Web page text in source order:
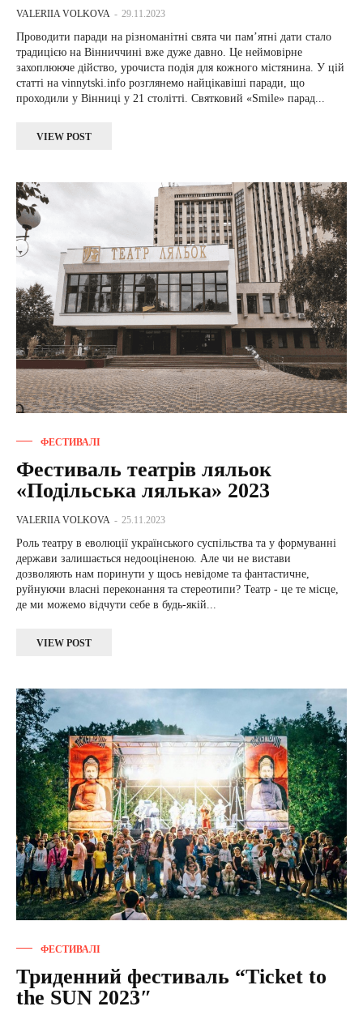
VALERIIA VOLKOVA - 29.11.2023
Проводити паради на різноманітні свята чи пам’ятні дати стало
традицією на Вінниччині вже дуже давно. Це неймовірне
захоплююче дійство, урочиста подія для кожного містянина. У цій
статті на vinnytski.info розглянемо найцікавіші паради, що
проходили у Вінниці у 21 столітті. Святковий «Smile» пaрaд...
VIEW POST
ФЕСТИВАЛІ
Фестиваль театрів ляльок
«Подільська лялька» 2023
VALERIIA VOLKOVA - 25.11.2023
Роль театру в еволюції українського суспільства та у формуванні
держави залишається недооціненою. Але чи не вистави
дозволяють нам поринути у щось невідоме та фантастичне,
руйнуючи власні переконання та стереотипи? Театр - це те місце,
де ми можемо відчути себе в будь-якій...
VIEW POST
ФЕСТИВАЛІ
Триденний фестиваль “Ticket to
the SUN 2023″